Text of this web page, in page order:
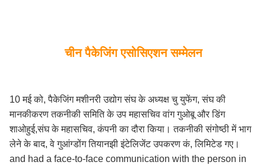
चीन पैकेजिंग एसोसिएशन सम्मेलन
10 मई को, पैकेजिंग मशीनरी उद्योग संघ के अध्यक्ष चु युफेंग, संघ की
मानकीकरण तकनीकी समिति के उप महासचिव वांग गुओबू और डिंग
शाओहुई,संघ के महासचिव, कंपनी का दौरा किया। तकनीकी संगोष्ठी में भाग
लेने के बाद, वे गुआंग्डोंग तियानझी इंटेलिजेंट उपकरण कं, लिमिटेड गए।
and had a face-to-face communication with the person in